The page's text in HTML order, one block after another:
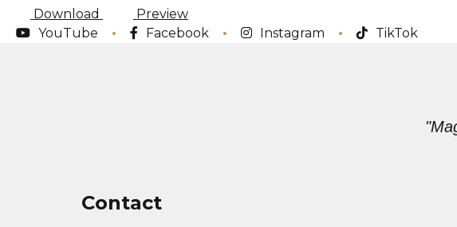
Download
Preview
YouTube
Facebook Instagram TikTok
Contact